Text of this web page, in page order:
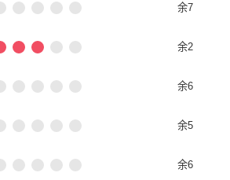
余7
余2
余6
余5
余6